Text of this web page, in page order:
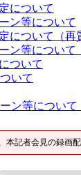
について
ン等について
について（再
ン等について
ついて
いて
ン等について
本記者会見の録画配